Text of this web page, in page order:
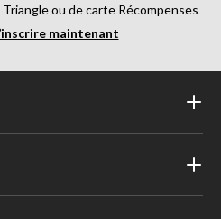
Triangle ou de carte Récompenses
maintenant